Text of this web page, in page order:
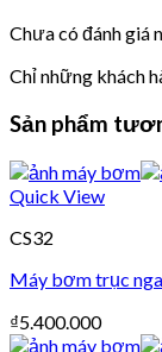
Chưa có đánh giá
Chỉ những khách
Sản phẩm
Quick View
CS32
Máy bơm trục
₫5.400.000